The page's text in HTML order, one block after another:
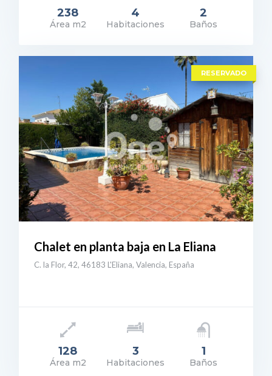
238
Área m2
4
Habitaciones
2
Baños
RESERVADO
Chalet en planta baja en La Eliana
C. la Flor, 42, 46183 L'Eliana, Valencia, España
128
Área m2
3
Habitaciones
1
Baños